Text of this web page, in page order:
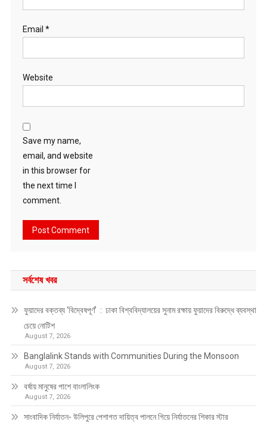
Email *
Website
Save my name,
email, and website
in this browser for
the next time I
comment.
সর্বশেষ খবর
ফুয়াদের বক্তব্য ‘বিদ্বেষপূর্ণ’ : ঢাকা বিশ্ববিদ্যালয়ের সুনাম রক্ষায় ফুয়াদের বিরুদ্ধে ব্যবস্থা
চেয়ে নোটিশ
August 7, 2026
Banglalink Stands with Communities During the Monsoon
August 7, 2026
বর্ষায় মানুষের পাশে বাংলালিংক
August 7, 2026
সাংবাদিক নির্যাতন- উলিপুরে পেশাগত দায়িত্ব পালনে গিয়ে নির্যাতনের শিকার স্টার